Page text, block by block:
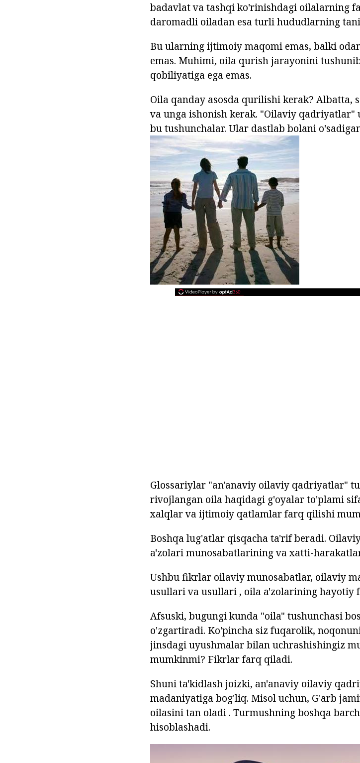
badavlat va tashqi ko'rinishdagi oilalarning
daromadli oiladan esa turli hududlarning
Bu ularning ijtimoiy maqomi emas, balki
emas. Muhimi, oila qurish jarayonini
qobiliyatiga ega emas.
Oila qanday asosda qurilishi kerak? Albatta,
va unga ishonish kerak. "Oilaviy
bu tushunchalar. Ular dastlab bolani
Glossariylar "an'anaviy oilaviy qadriyatlar"
rivojlangan oila haqidagi g'oyalar to'plami
xalqlar va ijtimoiy qatlamlar farq qilishi
Boshqa lug'atlar qisqacha ta'rif beradi.
a'zolari munosabatlarining va xatti-
Ushbu fikrlar oilaviy munosabatlar, oilaviy
usullari va usullari , oila a'zolarining hayotiy
Afsuski, bugungi kunda "oila" tushunchasi
o'zgartiradi. Ko'pincha siz fuqarolik,
jinsdagi uyushmalar bilan uchrashishingiz
mumkinmi? Fikrlar farq qiladi.
Shuni ta'kidlash joizki, an'anaviy oilaviy
madaniyatiga bog'liq. Misol uchun, G'arb
oilasini tan oladi . Turmushning boshqa
hisoblashadi.